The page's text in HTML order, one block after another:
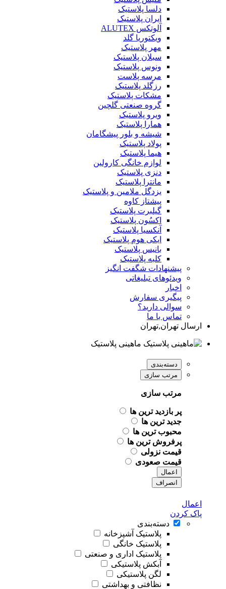
دلسا پلاستیک
ایران پلاستیک
آلوتکس ALUTEX
ویکتوریا گلد
مهر پلاستیک
سبلان پلاستیک
ونوس پلاستیک
مرسه پلاست
رزگلد پلاستیک
مشکات پلاستیک
گروه صنعتی گلچین
ویرو پلاستیک
همارا پلاستیک
شیشه و بلور پیشگامان
پولاد پلاستیک
هیما پلاستیک
لوازم خانگی کارولین
دنزی پلاستیک
مانترا پلاستیک
یزدگل ملامین و پلاستیک
پیشتاز کاوه
گیلبرت پلاستیک
اکسُون پلاستیک
آنکسیا پلاستیک
ایکی هوم پلاستیک
بانیس پلاستیک
کلبه پلاستیک
پیشنهادات شگفت انگیز
ویدئوهای تبلیغاتی
اخبار
پیگیری سفارش
سوالی دارید؟
تماس با ما
ارسال تهران,تهران
ماهینی پلاستیک
دسته‌بندی
مرتب سازی
مرتب سازی
پر بازدید ترین ها
جدید ترین ها
محبوب ترین ها
پرفروش ترین ها
قیمت نزولی
قیمت صعودی
اعمال
انصراف
اعمال
پاک کردن
دسته‌بندی
پلاستیک آشپزخانه
پلاستیک خانگی
پلاستیک اداری و صنعتی
آبکش پلاستیکی
لگن پلاستیکی
نظافتی و بهداشتی